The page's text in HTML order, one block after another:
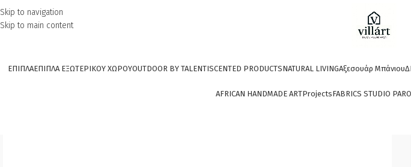
Skip to navigation
Skip to main content
ΕΠΙΠΛΑΕΠΙΠΛΑ ΕΞΩΤΕΡΙΚΟΥ ΧΩΡΟΥOUTDOOR BY TALENTISCENTED PRODUCTSNATURAL LIVINGΑξεσουάρ Μπάνιου
AFRICAN HANDMADE ARTProjectsFABRICS STUDIO